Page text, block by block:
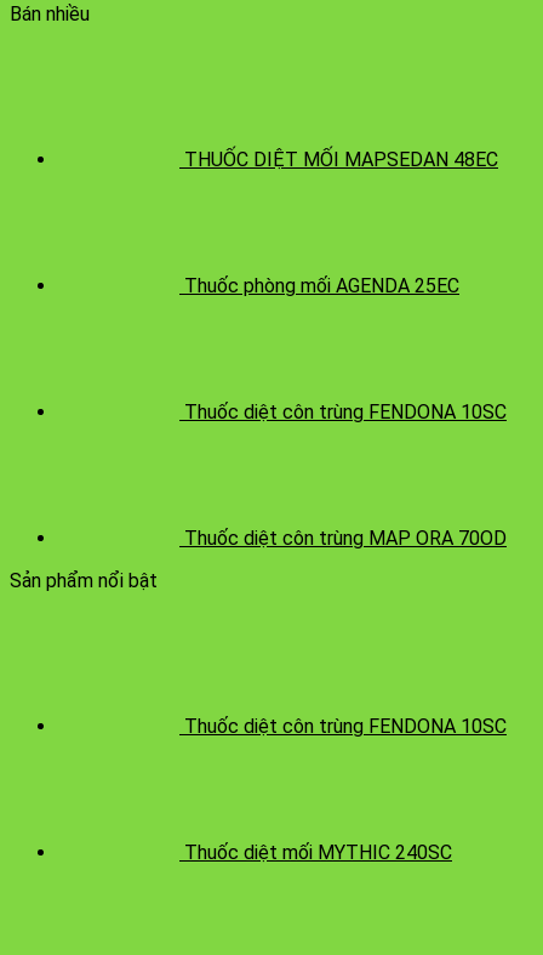
Bán nhiều
THUỐC DIỆT MỐI MAPSEDAN 48EC
Thuốc phòng mối AGENDA 25EC
Thuốc diệt côn trùng FENDONA 10SC
Thuốc diệt côn trùng MAP ORA 70OD
Sản phẩm nổi bật
Thuốc diệt côn trùng FENDONA 10SC
Thuốc diệt mối MYTHIC 240SC